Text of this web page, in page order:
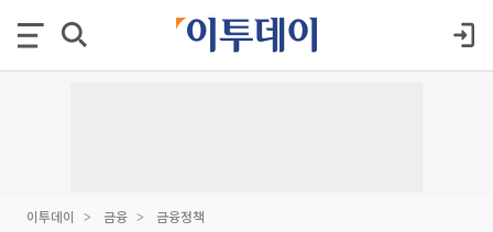
이투데이 금융 금융정책